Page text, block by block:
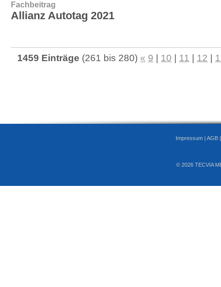
Fachbeitrag
Allianz Autotag 2021
1459 Einträge (261 bis 280) « 9 10 11 12
Impressum | AGB
© 2026 TECVIA